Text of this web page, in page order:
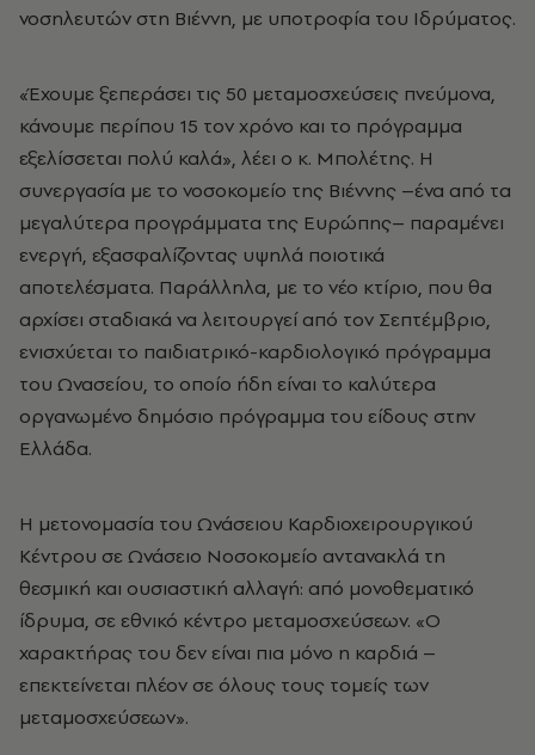
νοσηλευτών στη Βιέννη, με υποτροφία του Ιδρύματος.
«Έχουμε ξεπεράσει τις 50 μεταμοσχεύσεις πνεύμονα,
κάνουμε περίπου 15 τον χρόνο και το πρόγραμμα
εξελίσσεται πολύ καλά», λέει ο κ. Μπολέτης. Η
συνεργασία με το νοσοκομείο της Βιέννης –ένα από τα
μεγαλύτερα προγράμματα της Ευρώπης– παραμένει
ενεργή, εξασφαλίζοντας υψηλά ποιοτικά
αποτελέσματα. Παράλληλα, με το νέο κτίριο, που θα
αρχίσει σταδιακά να λειτουργεί από τον Σεπτέμβριο,
ενισχύεται το παιδιατρικό-καρδιολογικό πρόγραμμα
του Ωνασείου, το οποίο ήδη είναι το καλύτερα
οργανωμένο δημόσιο πρόγραμμα του είδους στην
Ελλάδα.
Η μετονομασία του Ωνάσειου Καρδιοχειρουργικού
Κέντρου σε Ωνάσειο Νοσοκομείο αντανακλά τη
θεσμική και ουσιαστική αλλαγή: από μονοθεματικό
ίδρυμα, σε εθνικό κέντρο μεταμοσχεύσεων. «Ο
χαρακτήρας του δεν είναι πια μόνο η καρδιά –
επεκτείνεται πλέον σε όλους τους τομείς των
μεταμοσχεύσεων».